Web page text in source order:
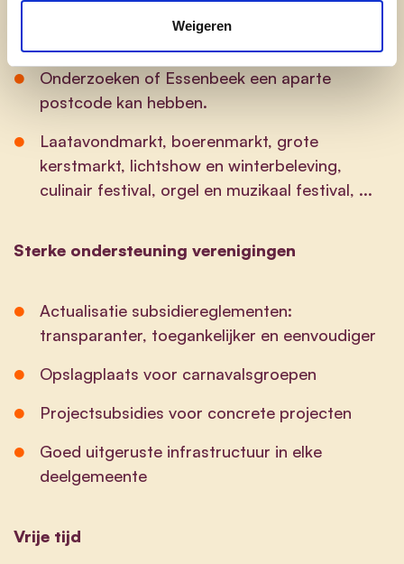
Weigeren
initiatieven om onze wijken levendig te maken.
Onderzoeken of Essenbeek een aparte
postcode kan hebben.
Laatavondmarkt, boerenmarkt, grote
kerstmarkt, lichtshow en winterbeleving,
culinair festival, orgel en muzikaal festival, ...
Sterke ondersteuning verenigingen
Actualisatie subsidiereglementen:
transparanter, toegankelijker en eenvoudiger
Opslagplaats voor carnavalsgroepen
Projectsubsidies voor concrete projecten
Goed uitgeruste infrastructuur in elke
deelgemeente
Vrije tijd